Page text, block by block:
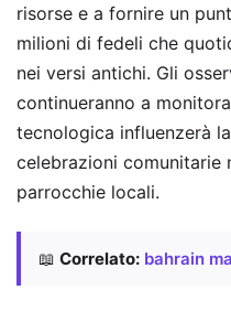
risorse e a fornire un
milioni di fedeli che
nei versi antichi. Gli
continueranno a
tecnologica influenzerà
celebrazioni comunitarie
parrocchie locali.
📖 Correlato: bahrain